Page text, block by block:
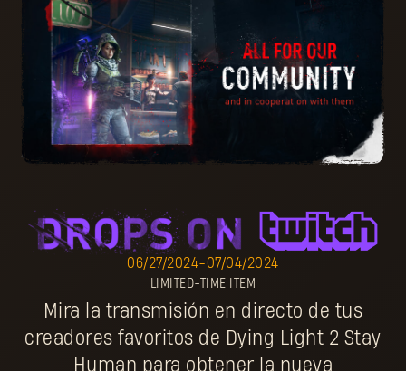
06/27/2024-07/04/2024
LIMITED-TIME ITEM
Mira la transmisión en directo de tus
creadores favoritos de Dying Light 2 Stay
Human para obtener la nueva